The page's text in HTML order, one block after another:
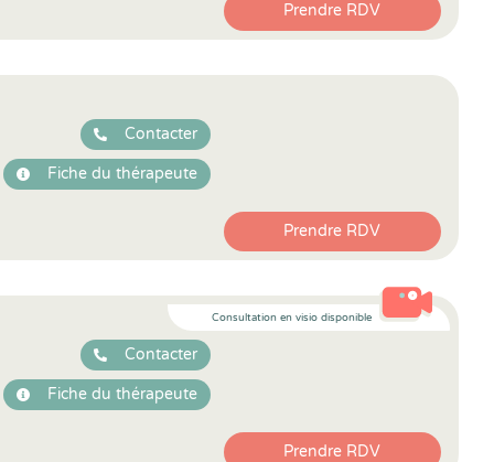
Prendre RDV
Contacter
Fiche du thérapeute
Prendre RDV
Consultation en visio disponible
Contacter
Fiche du thérapeute
Prendre RDV